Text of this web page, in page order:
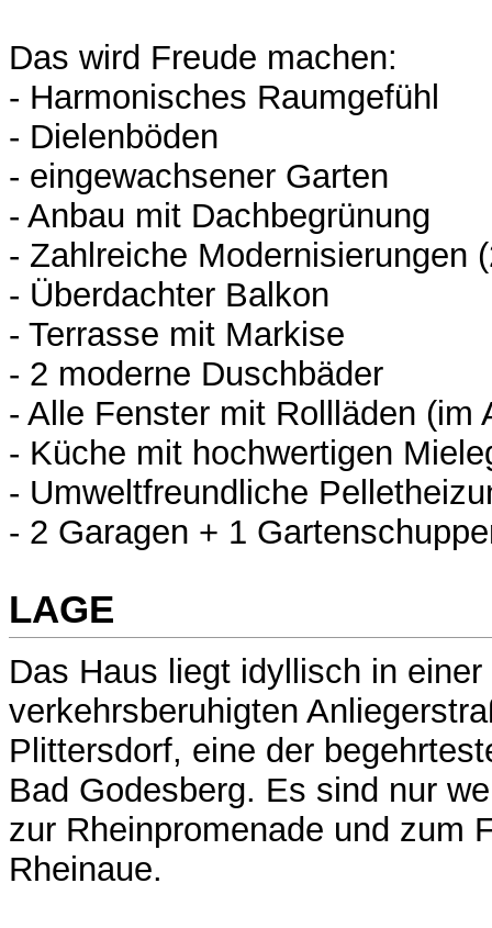
Das wird Freude machen:
- Harmonisches Raumgefühl
- Dielenböden
- eingewachsener Garten
- Anbau mit Dachbegrünung
- Zahlreiche Modernisierungen
- Überdachter Balkon
- Terrasse mit Markise
- 2 moderne Duschbäder
- Alle Fenster mit Rollläden (im
- Küche mit hochwertigen
- Umweltfreundliche
- 2 Garagen + 1
LAGE
Das Haus liegt idyllisch in
verkehrsberuhigten
Plittersdorf, eine der
Bad Godesberg. Es sind nur
zur Rheinpromenade und zum
Rheinaue.